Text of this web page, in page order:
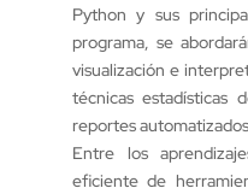
Python y sus
programa, se
visualización e
técnicas estadísticas
reportes
Entre los
eficiente de